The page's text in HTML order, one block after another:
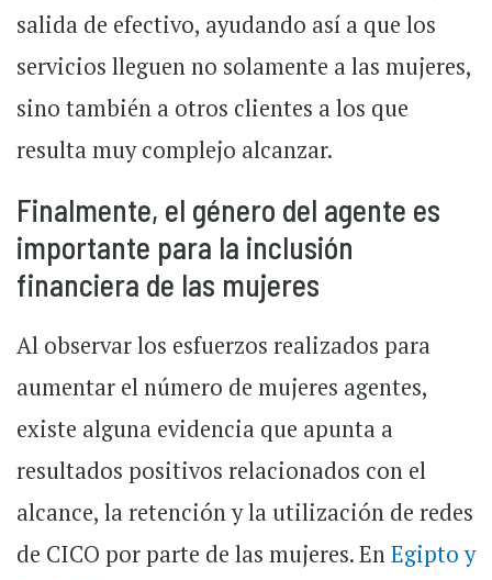
salida de efectivo, ayudando así a que los
servicios lleguen no solamente a las mujeres,
sino también a otros clientes a los que
resulta muy complejo alcanzar.
Finalmente, el género del agente es
importante para la inclusión
financiera de las mujeres
Al observar los esfuerzos realizados para
aumentar el número de mujeres agentes,
existe alguna evidencia que apunta a
resultados positivos relacionados con el
alcance, la retención y la utilización de redes
de CICO por parte de las mujeres. EnEgipto y